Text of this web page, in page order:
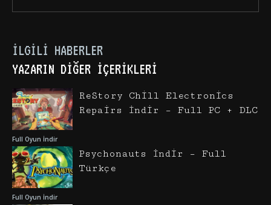
İLGILI HABERLER
YAZARIN DIĞER İÇERIKLERI
Full Oyun İndir
ReStory Chill Electronics
Repairs İndir – Full PC + DLC
Full Oyun İndir
Psychonauts İndir – Full
Türkçe